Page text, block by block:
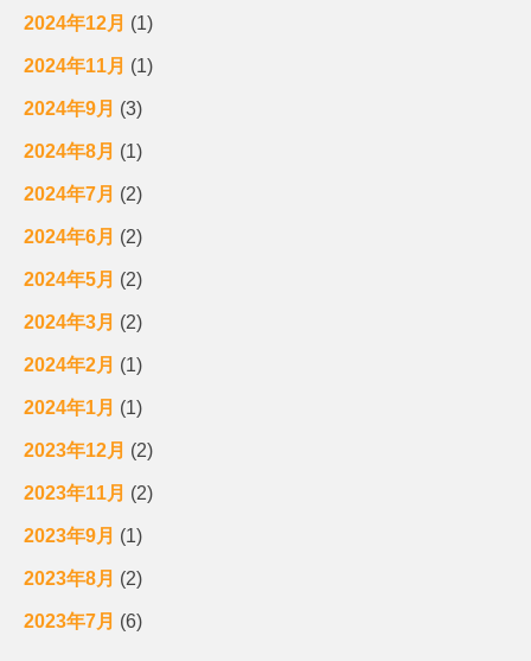
2024年12月 (1)
2024年11月 (1)
2024年9月 (3)
2024年8月 (1)
2024年7月 (2)
2024年6月 (2)
2024年5月 (2)
2024年3月 (2)
2024年2月 (1)
2024年1月 (1)
2023年12月 (2)
2023年11月 (2)
2023年9月 (1)
2023年8月 (2)
2023年7月 (6)